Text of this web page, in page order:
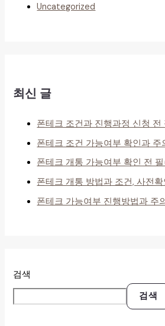
Uncategorized
최신 글
폰테크 조건과 진행과정 신청 전
폰테크 조건 가능여부 확인과 주
폰테크 개통 가능여부 확인 전
폰테크 개통 방법과 조건, 사전
폰테크 가능여부 진행방법과 주
검색
검색